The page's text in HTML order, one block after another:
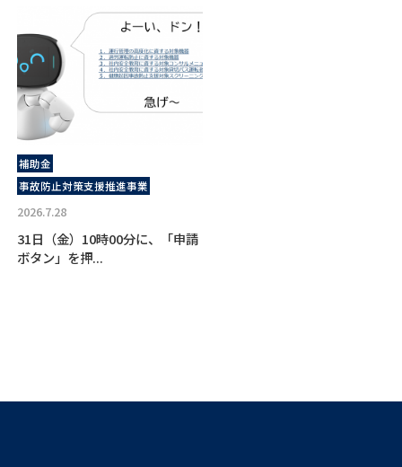
補助金
事故防止対策支援推進事業
2026.7.28
31日（金）10時00分に、「申請
ボタン」を押...